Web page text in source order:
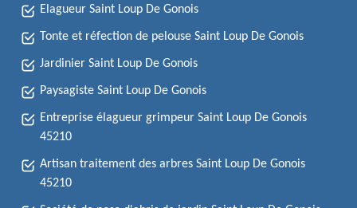
Elagueur Saint Loup De Gonois
Tonte et réfection de pelouse Saint Loup De Gonois
Jardinier Saint Loup De Gonois
Paysagiste Saint Loup De Gonois
Entreprise élagueur grimpeur Saint Loup De Gonois
45210
Artisan traitement des arbres Saint Loup De Gonois
45210